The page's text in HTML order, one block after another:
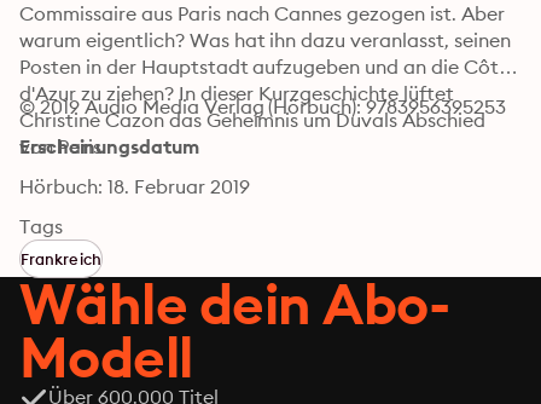
Commissaire aus Paris nach Cannes gezogen ist. Aber
warum eigentlich? Was hat ihn dazu veranlasst, seinen
Posten in der Hauptstadt aufzugeben und an die Côte
d'Azur zu ziehen? In dieser Kurzgeschichte lüftet
Christine Cazon das Geheimnis um Duvals Abschied
von Paris.
© 2019 Audio Media Verlag (Hörbuch): 9783956395253
Erscheinungsdatum
Hörbuch: 18. Februar 2019
Tags
Frankreich
Wähle dein Abo-
Modell
Über 600.000 Titel